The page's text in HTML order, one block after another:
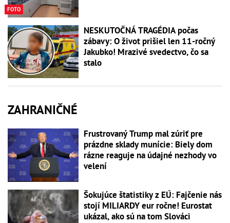
FOTO
NESKUTOČNÁ TRAGÉDIA počas
zábavy: O život prišiel len 11-ročný
Jakubko! Mrazivé svedectvo, čo sa
stalo
ZAHRANIČNÉ
Frustrovaný Trump mal zúriť pre
prázdne sklady munície: Biely dom
rázne reaguje na údajné nezhody vo
velení
Šokujúce štatistiky z EÚ: Fajčenie nás
stojí MILIARDY eur ročne! Eurostat
ukázal, ako sú na tom Slováci